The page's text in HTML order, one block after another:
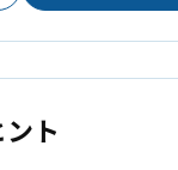
ト